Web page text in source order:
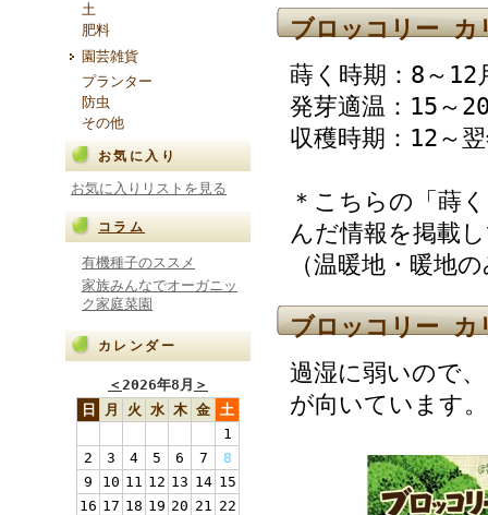
土
肥料
園芸雑貨
プランター
防虫
その他
お気に入り
お気に入りリストを見る
コラム
有機種子のススメ
家族みんなでオーガニッ
ク家庭菜園
カレンダー
＜2026年8月 ＞
日
月 火 水 木 金 土
1
2
3 4 5 6 7
8
9
10 11 12 13 14 15
16 17 18 19 20 21 22
ブロッコリー カ
蒔く時期：8～12
発芽適温：15～
収穫時期：12～
＊こちらの「蒔
んだ情報を掲載
（温暖地・暖地
ブロッコリー カ
過湿に弱いので
が向いています。